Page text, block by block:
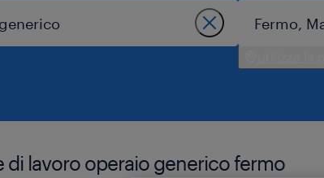
di lavoro operaio generico fermo